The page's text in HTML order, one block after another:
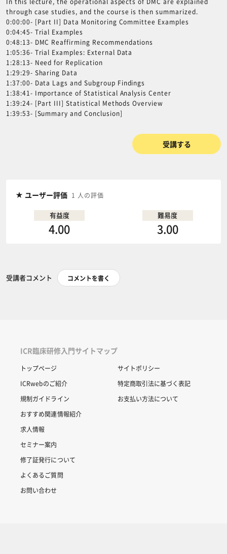
through case studies, and the course is then summarized.
0:00:00- [Part II] Data Monitoring Committee Examples
0:04:45- Trial Examples
0:48:13- DMC Reaffirming Recommendations
1:05:36- Trial Examples: External Data
1:28:13- Need for Replication
1:29:29- Sharing Data
1:37:00- Data Lags and Subgroup Findings
1:38:41- Importance of Statistical Analysis Center
1:39:24- [Part III] Statistical Methods Overview
1:39:53- [Summary and Conclusion]
受講する
ユーザー評価 1 人の評価
有益度
4.00
難易度
3.00
受講者コメント コメントを書く
ICR臨床研修入門サイトマップ
トップページ
ICRwebのご紹介
規制ガイドライン
おすすめ関連情報紹介
求人情報
セミナー案内
修了証発行について
よくあるご質問
お問い合わせ
サイトポリシー
特定商取引法に基づく表記
お支払い方法について